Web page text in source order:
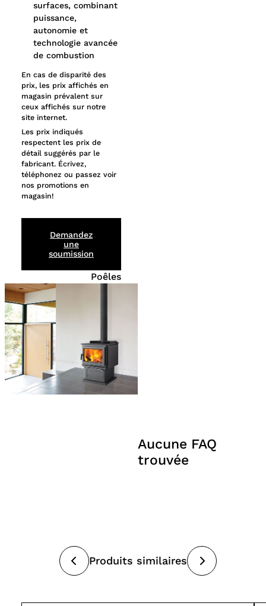
Poêles
surfaces, combinant
puissance,
autonomie et
technologie avancée
de combustion
En cas de disparité des
prix, les prix affichés en
magasin prévalent sur
ceux affichés sur notre
site internet.
Les prix indiqués
respectent les prix de
détail suggérés par le
fabricant. Écrivez,
téléphonez ou passez voir
nos promotions en
magasin!
Demandez
une
soumission
Aucune FAQ
trouvée
Produits similaires